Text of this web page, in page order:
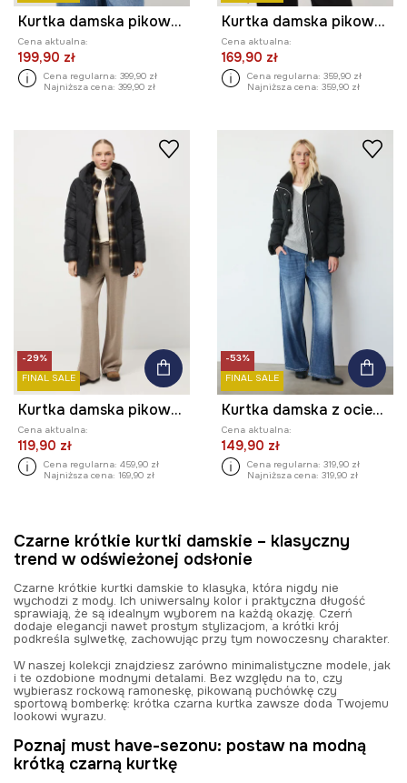
Kurtka damska pikowana
Cena aktualna:
199,90 zł
Cena regularna: 399,90 zł
Najniższa cena: 399,90 zł
Kurtka damska pikowana
Cena aktualna:
169,90 zł
Cena regularna: 359,90 zł
Najniższa cena: 359,90 zł
-29%
FINAL SALE
Kurtka damska pikowana z ociepleniem DuPont Sorona
Cena aktualna:
119,90 zł
Cena regularna: 459,90 zł
Najniższa cena: 169,90 zł
-53%
FINAL SALE
Kurtka damska z ociepleniem DuPont™ Sorona®
Cena aktualna:
149,90 zł
Cena regularna: 319,90 zł
Najniższa cena: 319,90 zł
Czarne krótkie kurtki damskie – klasyczny
trend w odświeżonej odsłonie
Czarne krótkie kurtki damskie to klasyka, która nigdy nie
wychodzi z mody. Ich uniwersalny kolor i praktyczna długość
sprawiają, że są idealnym wyborem na każdą okazję. Czerń
dodaje elegancji nawet prostym stylizacjom, a krótki krój
podkreśla sylwetkę, zachowując przy tym nowoczesny charakter.
W naszej kolekcji znajdziesz zarówno minimalistyczne modele, jak
i te ozdobione modnymi detalami. Bez względu na to, czy
wybierasz rockową ramoneskę, pikowaną puchówkę czy
sportową bomberkę: krótka czarna kurtka zawsze doda Twojemu
lookowi wyrazu.
Poznaj must have-sezonu: postaw na modną
krótką czarną kurtkę